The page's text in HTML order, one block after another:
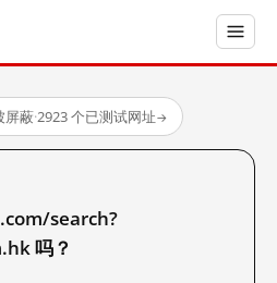
屏蔽·2923 个已测试网址→
search?
吗？